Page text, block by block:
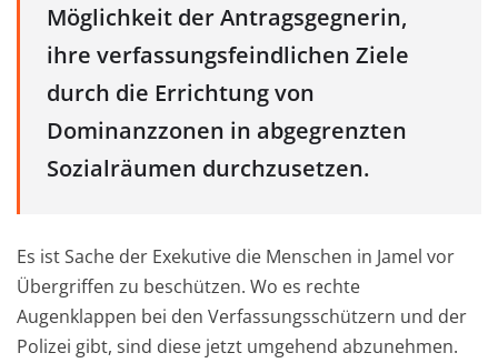
Möglichkeit der Antragsgegnerin,
ihre verfassungsfeindlichen Ziele
durch die Errichtung von
Dominanzzonen in abgegrenzten
Sozialräumen durchzusetzen.
Es ist Sache der Exekutive die Menschen in Jamel vor
Übergriffen zu beschützen. Wo es rechte
Augenklappen bei den Verfassungsschützern und der
Polizei gibt, sind diese jetzt umgehend abzunehmen.